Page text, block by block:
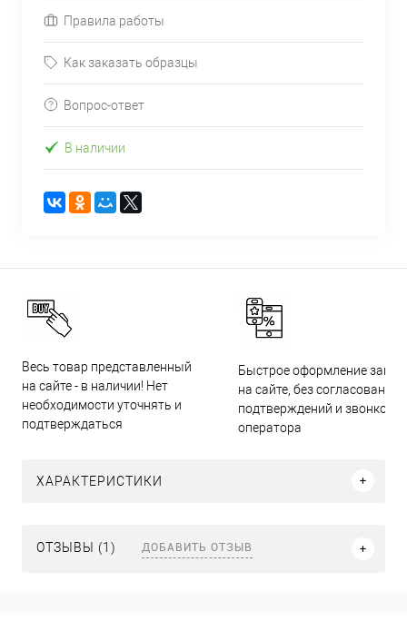
Правила работы
Как заказать образцы
Вопрос-ответ
В наличии
Весь товар представленный
на сайте - в наличии! Нет
необходимости уточнять и
подтверждаться
Быстрое оформление
на сайте, без согласований,
подтверждений и звонков
оператора
ХАРАКТЕРИСТИКИ
ОТЗЫВЫ (1) ДОБАВИТЬ ОТЗЫВ